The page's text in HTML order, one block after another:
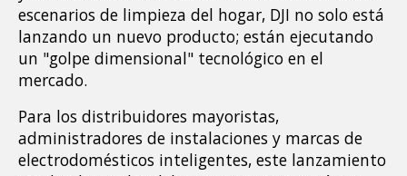
escenarios de limpieza del hogar, DJI no solo está
lanzando un nuevo producto; están ejecutando
un "golpe dimensional" tecnológico en el
mercado.
Para los distribuidores mayoristas,
administradores de instalaciones y marcas de
electrodomésticos inteligentes, este lanzamiento